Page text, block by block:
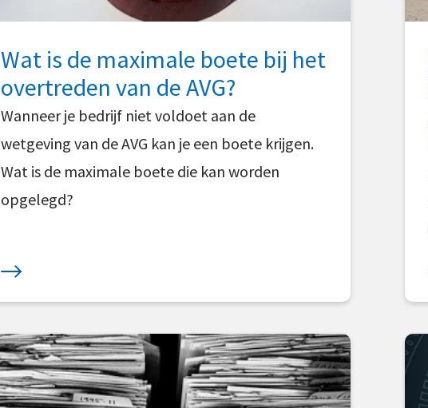
Wat is de maximale boete bij het
overtreden van de AVG?
Wanneer je bedrijf niet voldoet aan de
wetgeving van de AVG kan je een boete krijgen.
Wat is de maximale boete die kan worden
opgelegd?